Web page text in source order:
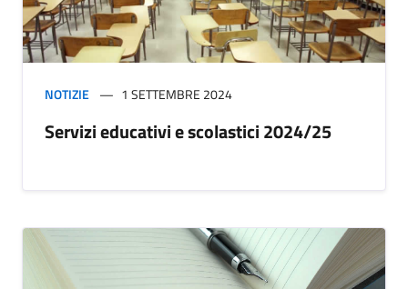
NOTIZIE 1 SETTEMBRE 2024
Servizi educativi e scolastici 2024/25